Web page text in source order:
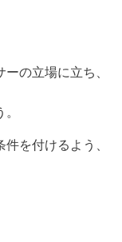
の立場に立ち、
を付けるよう、